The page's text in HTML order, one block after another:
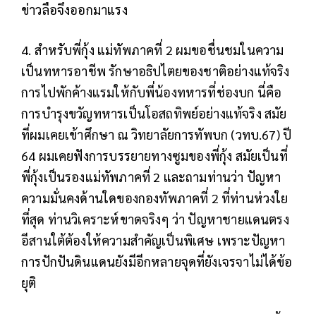
ข่าวลือจึงออกมาแรง
4. สำหรับพี่กุ้ง แม่ทัพภาคที่ 2 ผมขอชื่นชมในความ
เป็นทหารอาชีพ รักษาอธิปไตยของชาติอย่างแท้จริง
การไปพักค้างแรมให้กับพี่น้องทหารที่ช่องบก นี่คือ
การบำรุงขวัญทหารเป็นโอสถทิพย์อย่างแท้จริง สมัย
ที่ผมเคยเข้าศึกษา ณ วิทยาลัยการทัพบก (วทบ.67) ปี
64 ผมเคยฟังการบรรยายทางซูมของพี่กุ้ง สมัยเป็นที่
พี่กุ้งเป็นรองแม่ทัพภาคที่ 2 และถามท่านว่า ปัญหา
ความมั่นคงด้านใดของกองทัพภาคที่ 2 ที่ท่านห่วงใย
ที่สุด ท่านวิเคราะห์ขาดจริงๆ ว่า ปัญหาชายแดนตรง
อีสานใต้ต้องให้ความสำคัญเป็นพิเศษ เพราะปัญหา
การปักปันดินแดนยังมีอีกหลายจุดที่ยังเจรจาไม่ได้ข้อ
ยุติ